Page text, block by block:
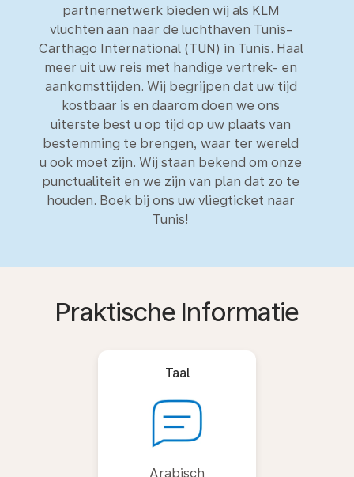
partnernetwerk bieden wij als KLM
vluchten aan naar de luchthaven Tunis-
Carthago International (TUN) in Tunis. Haal
meer uit uw reis met handige vertrek- en
aankomsttijden. Wij begrijpen dat uw tijd
kostbaar is en daarom doen we ons
uiterste best u op tijd op uw plaats van
bestemming te brengen, waar ter wereld
u ook moet zijn. Wij staan bekend om onze
punctualiteit en we zijn van plan dat zo te
houden. Boek bij ons uw vliegticket naar
Tunis!
Praktische Informatie
Taal
Arabisch